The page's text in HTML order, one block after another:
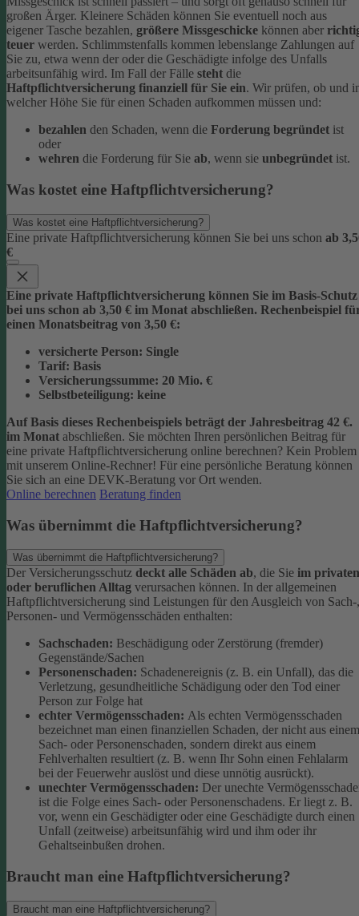
großen Ärger. Kleinere Schäden können Sie eventuell noch aus
eigener Tasche bezahlen, größere Missgeschicke können aber
teuer werden. Schlimmstenfalls kommen lebenslange Zahlungen auf
Sie zu, etwa wenn der oder die Geschädigte infolge des Unfalls
arbeitsunfähig wird. Im Fall der Fälle steht die
Haftpflichtversicherung finanziell für Sie ein. Wir prüfen, ob und
welcher Höhe Sie für einen Schaden aufkommen müssen und:
bezahlen den Schaden, wenn die Forderung begründet ist
oder
wehren die Forderung für Sie ab, wenn sie unbegründet ist.
Was kostet eine Haftpflichtversicherung?
Was kostet eine Haftpflichtversicherung?
Eine private Haftpflichtversicherung können Sie bei uns schon ab
€
Eine private Haftpflichtversicherung können Sie im Basis-Schutz
bei uns schon ab 3,50 € im Monat abschließen. Rechenbeispiel
einen Monatsbeitrag von 3,50 €:
versicherte Person: Single
Tarif: Basis
Versicherungssumme: 20 Mio. €
Selbstbeteiligung: keine
Auf Basis dieses Rechenbeispiels beträgt der Jahresbeitrag 42 €.
im Monat abschließen. Sie möchten Ihren persönlichen Beitrag für
eine private Haftpflichtversicherung online berechnen? Kein Problem
mit unserem Online-Rechner! Für eine persönliche Beratung können
Sie sich an eine DEVK-Beratung vor Ort wenden.
Online berechnen Beratung finden
Was übernimmt die Haftpflichtversicherung?
Was übernimmt die Haftpflichtversicherung?
Der Versicherungsschutz deckt alle Schäden ab, die Sie im privaten
oder beruflichen Alltag verursachen können. In der allgemeinen
Haftpflichtversicherung sind Leistungen für den Ausgleich von Sach-,
Personen- und Vermögensschäden enthalten:
Sachschaden: Beschädigung oder Zerstörung (fremder)
Gegenstände/Sachen
Personenschaden: Schadenereignis (z. B. ein Unfall), das die
Verletzung, gesundheitliche Schädigung oder den Tod einer
Person zur Folge hat
echter Vermögensschaden: Als echten Vermögensschaden
bezeichnet man einen finanziellen Schaden, der nicht aus einem
Sach- oder Personenschaden, sondern direkt aus einem
Fehlverhalten resultiert (z. B. wenn Ihr Sohn einen Fehlalarm
bei der Feuerwehr auslöst und diese unnötig ausrückt).
unechter Vermögensschaden: Der unechte
ist die Folge eines Sach- oder Personenschadens. Er liegt z. B.
vor, wenn ein Geschädigter oder eine Geschädigte durch einen
Unfall (zeitweise) arbeitsunfähig wird und ihm oder ihr
Gehaltseinbußen drohen.
Braucht man eine Haftpflichtversicherung?
Braucht man eine Haftpflichtversicherung?